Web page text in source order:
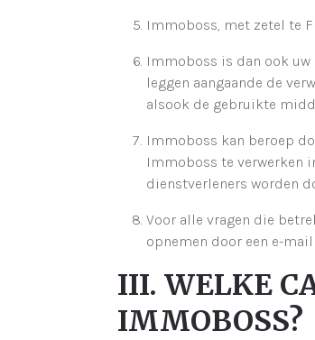
Immoboss, met zetel te
Immoboss is dan ook
leggen aangaande de
alsook de gebruikte
Immoboss kan beroep
Immoboss te verwerken
dienstverleners worden
Voor alle vragen die
opnemen door een e-
III. WELKE
IMMOBOSS?